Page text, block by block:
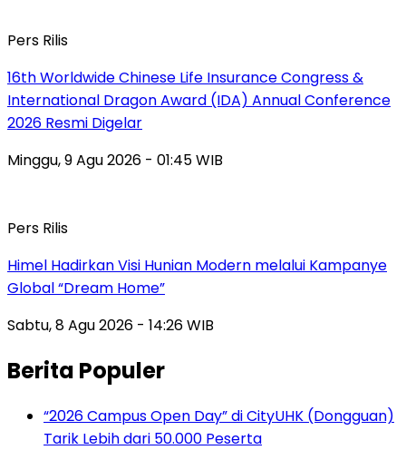
Pers Rilis
16th Worldwide Chinese Life Insurance Congress &
International Dragon Award (IDA) Annual Conference
2026 Resmi Digelar
Minggu, 9 Agu 2026 - 01:45 WIB
Pers Rilis
Himel Hadirkan Visi Hunian Modern melalui Kampanye
Global “Dream Home”
Sabtu, 8 Agu 2026 - 14:26 WIB
Berita Populer
“2026 Campus Open Day” di CityUHK (Dongguan)
Tarik Lebih dari 50.000 Peserta